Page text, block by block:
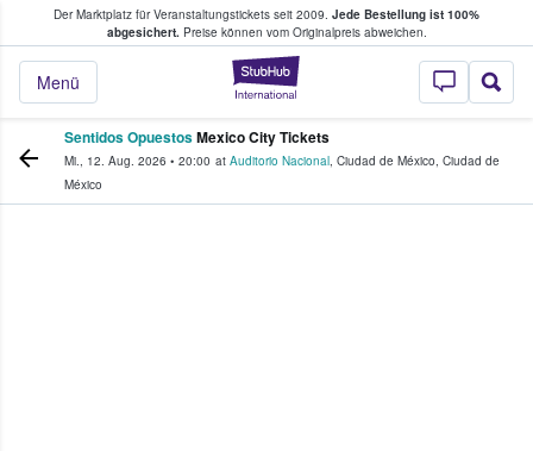
Der Marktplatz für Veranstaltungstickets seit 2009. Jede Bestellung ist 100%
abgesichert.Preise können vom Originalpreis abweichen.
StubHub - Wo
Menü
Tickets kaufen & verkaufen
Sentidos OpuestosMexico City Tickets
Mi., 12. Aug. 2026 • 20:00 at Auditorio Nacional, Ciudad de México, Ciudad de
México